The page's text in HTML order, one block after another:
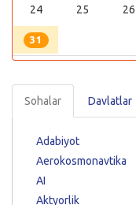
24 25 26
31
Sohalar Davlatlar
Adabiyot
Aerokosmonavtika
AI
Aktyorlik